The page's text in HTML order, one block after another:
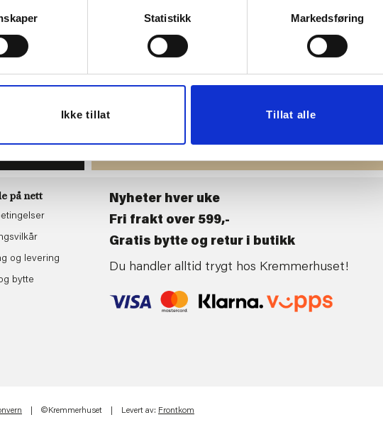
Statistikk Markedsføring
Ikke tillat Tillat alle
MEDLEM
Følg oss gjerne på
sosiale medier!
på nett
og levering
bytte
Nyheter hver uke
Fri frakt over 599,-
Gratis bytte og retur i butikk
Du handler alltid trygt hos Kremmerhuset!
| ©Kremmerhuset | Levert av: Frontkom